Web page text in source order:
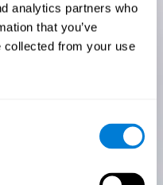
analytics partners who
that you’ve
collected from your use